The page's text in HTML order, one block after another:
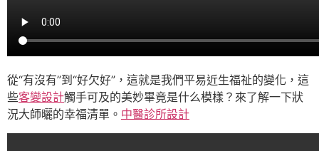
從“有沒有”到“好欠好”，這就是我們平易近生福祉的變化，這
些客變設計觸手可及的美妙畢竟是什么模樣？來了解一下狀
況大師曬的幸福清單。 中醫診所設計